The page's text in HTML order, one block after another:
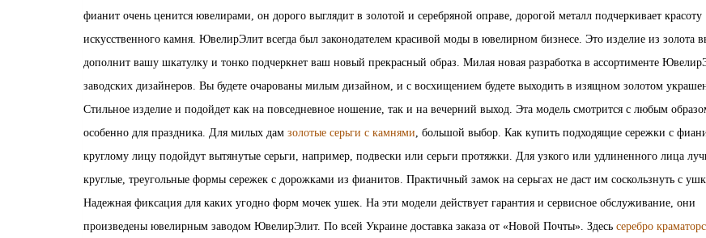
фианит очень ценится ювелирами, он дорого выглядит в золотой и серебряной оправе, дорогой металл подчеркивает красоту
искусственного камня. ЮвелирЭлит всегда был законодателем красивой моды в ювелирном бизнесе. Это изделие из золота
дополнит вашу шкатулку и тонко подчеркнет ваш новый прекрасный образ. Милая новая разработка в ассортименте
заводских дизайнеров. Вы будете очарованы милым дизайном, и с восхищением будете выходить в изящном золотом
Стильное изделие и подойдет как на повседневное ношение, так и на вечерний выход. Эта модель смотрится с любым
особенно для праздника. Для милых дам золотые серьги с камнями, большой выбор. Как купить подходящие сережки с
круглому лицу подойдут вытянутые серьги, например, подвески или серьги протяжки. Для узкого или удлиненного лица
круглые, треугольные формы сережек с дорожками из фианитов. Практичный замок на серьгах не даст им соскользнуть с
Надежная фиксация для каких угодно форм мочек ушек. На эти модели действует гарантия и сервисное обслуживание, они
произведены ювелирным заводом ЮвелирЭлит. По всей Украине доставка заказа от «Новой Почты». Здесь серебро